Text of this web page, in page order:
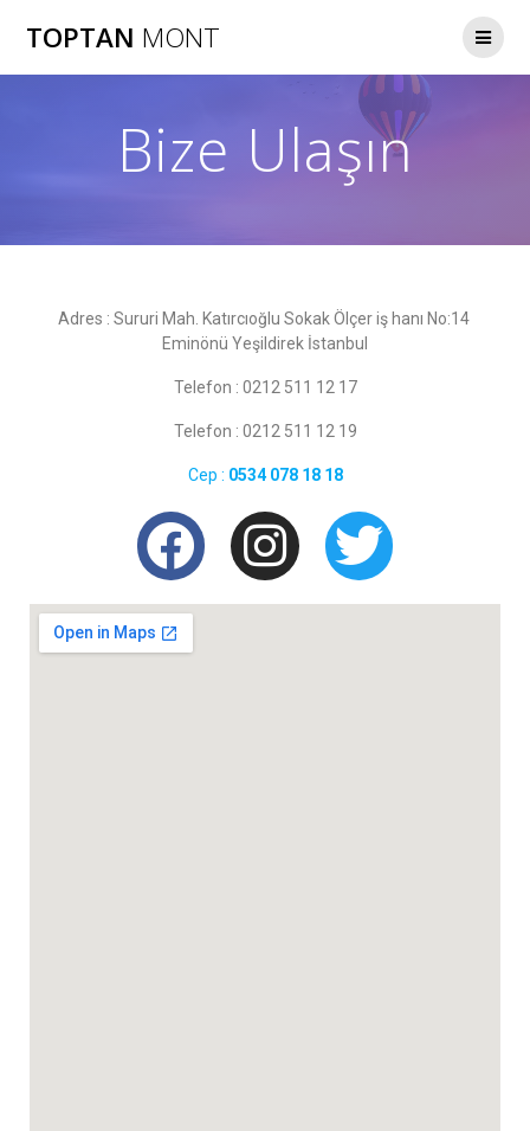
TOPTAN MONT
Bize Ulaşın
Adres : Sururi Mah. Katırcıoğlu Sokak Ölçer iş hanı No:14
Eminönü Yeşildirek İstanbul
Telefon : 0212 511 12 17
Telefon : 0212 511 12 19
Cep : 0534 078 18 18